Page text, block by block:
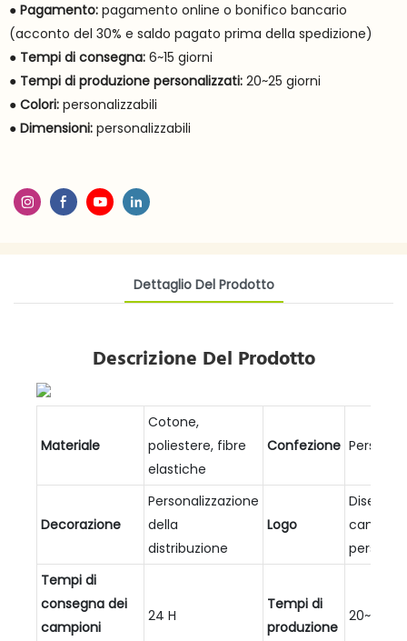
● Pagamento: pagamento online o bonifico bancario
(acconto del 30% e saldo pagato prima della spedizione)
● Tempi di consegna: 6~15 giorni
● Tempi di produzione personalizzati: 20~25 giorni
● Colori: personalizzabili
● Dimensioni: personalizzabili
Dettaglio Del Prodotto
Descrizione Del Prodotto
Materiale
Cotone,
poliestere, fibre
elastiche
Confezione
Decorazione
Personalizzazione
della
distribuzione
Logo
Disegni e
Tempi di
consegna dei
campioni
24 H
Tempi di
produzione
20~25